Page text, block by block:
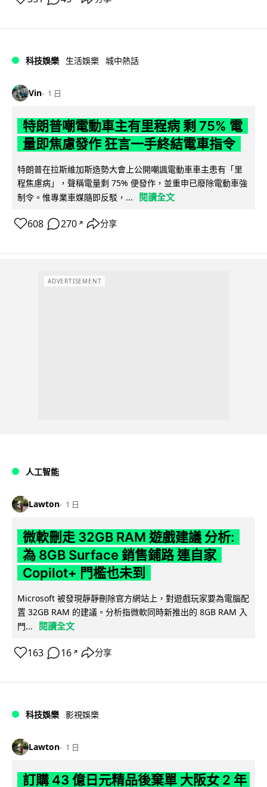
科技娛樂 生活娛樂 城中熱話
Vin 1 日
特朗普嘲電動車主有里程病 剩 75% 電
量即焦慮發作 狂言一手終結電車指令
特朗普在拉斯維加斯造勢大會上公開嘲諷電動車車主患有「里
程焦慮病」，聲稱電量剩 75% 便發作，並重申已廢除電動車強
制令。惟專業車媒隨即反駁，...
閱讀全文
608 270 ↗ 分享
ADVERTISEMENT
人工智能
Lawton 1 日
微軟刪走 32GB RAM 遊戲建議 分析:
為 8GB Surface 銷售鋪路 連自家
Copilot+ 門檻也未到
Microsoft 被發現靜靜刪除官方網站上，對遊戲玩家要為電腦配
置 32GB RAM 的建議。分析指微軟同時新推出的 8GB RAM 入
門...
閱讀全文
163 16 ↗ 分享
科技娛樂 影視娛樂
Lawton 1 日
訂購 43 億日元精品後棄單 大阪女 2 年